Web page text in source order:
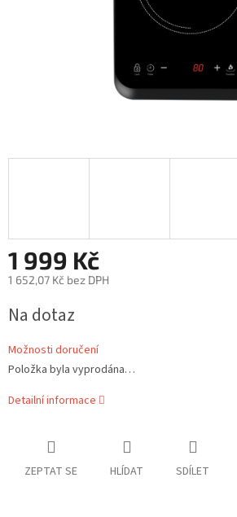
1 999 Kč
1 652,07 Kč bez DPH
cena:
Na dotaz
Možnosti doručení
Položka byla vyprodána…
Detailní informace
ZEPTAT SE HLÍDAT SDÍLET